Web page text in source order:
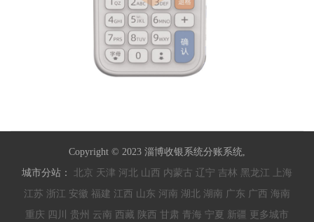
Copyright © 2023 淄博收银系统分账系统,
城市分站： 北京 天津 河北 山西 内蒙古 辽宁 吉林 黑龙江
上海
江苏 浙江 安徽 福建 江西 山东 河南 湖北 湖南 广东 广西 海南
重庆 四川 贵州 云南 西藏 陕西 甘肃 青海 宁夏 新疆 更多城市